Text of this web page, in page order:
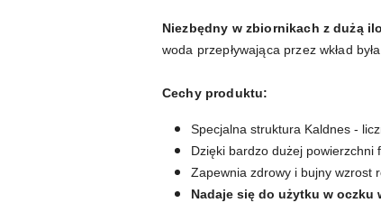
Niezbędny w zbiornikach z dużą
woda przepływająca przez wkład
Cechy produktu:
Specjalna struktura Kaldnes -
Dzięki bardzo dużej powierzchni
Zapewnia zdrowy i bujny wzrost
Nadaje się do użytku w oczku